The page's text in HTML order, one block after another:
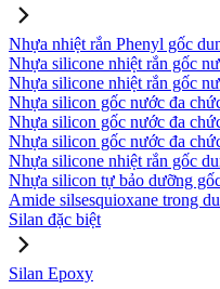
Nhựa nhiệt rắn Phenyl gốc
Nhựa silicone nhiệt rắn gốc
Nhựa silicone nhiệt rắn gốc
Nhựa silicon gốc nước đa
Nhựa silicon gốc nước đa
Nhựa silicon gốc nước đa
Nhựa silicone nhiệt rắn gốc
Nhựa silicon tự bảo dưỡng
Amide silsesquioxane trong
Silan đặc biệt
Silan Epoxy